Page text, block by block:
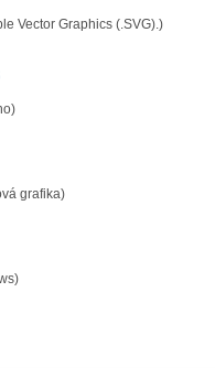
Vector Graphics (.SVG).)
grafika)